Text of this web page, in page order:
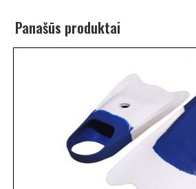
Panašūs produktai